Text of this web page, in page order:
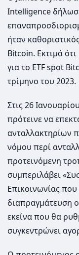
Intelligence
ήταν
Bitcoin. Εκτιμά
για το ETF spot
τρίμηνο του 2023.
Στις 26
πρότεινε να
ανταλλακτηρίων
νόμου περί
προτεινόμενη
συμπεριλάβει
Επικοινωνίας
διαπραγμάτευση
εκείνα που θα
συγκεντρώνει